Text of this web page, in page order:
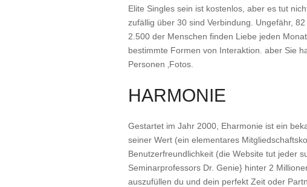
Elite Singles sein ist kostenlos, aber es tut
zufällig über 30 sind Verbindung. Ungefähr,
2.500 der Menschen finden Liebe jeden
bestimmte Formen von Interaktion. aber Sie
Personen ‚Fotos.
HARMONIE
Gestartet im Jahr 2000, Eharmonie ist ein
seiner Wert (ein elementares
Benutzerfreundlichkeit (die Website tut jeder
Seminarprofessors Dr. Genie} hinter 2
auszufüllen du und dein perfekt Zeit oder